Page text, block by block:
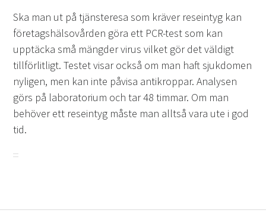
Ska man ut på tjänsteresa som kräver reseintyg kan
företagshälsovården göra ett PCR-test som kan
upptäcka små mängder virus vilket gör det väldigt
tillförlitligt. Testet visar också om man haft sjukdomen
nyligen, men kan inte påvisa antikroppar. Analysen
görs på laboratorium och tar 48 timmar. Om man
behöver ett reseintyg måste man alltså vara ute i god
tid.